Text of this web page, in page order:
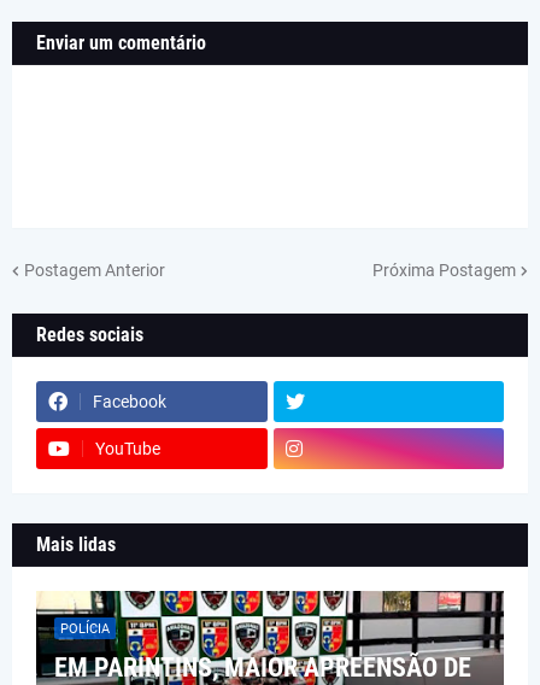
Enviar um comentário
Postagem Anterior Próxima Postagem
Redes sociais
Facebook
YouTube
Mais lidas
POLÍCIA
EM PARINTINS, MAIOR APREENSÃO DE